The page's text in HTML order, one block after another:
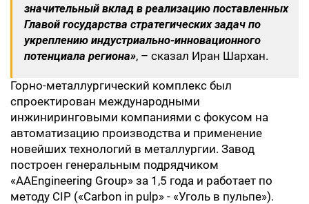
значительный вклад в реализацию поставленных
Главой государства стратегических задач по
укреплению индустриально-инновационного
потенциала региона», – сказал Иран Шархан.
Горно-металлургический комплекс был
спроектирован международными
инжиниринговыми компаниями с фокусом на
автоматизацию производства и применение
новейших технологий в металлургии. Завод
построен генеральным подрядчиком
«AAEngineering Group» за 1,5 года и работает по
методу CIP («Carbon in pulp» - «Уголь в пульпе»).